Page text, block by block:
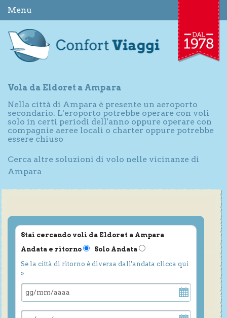
Menu
Vola da Eldoret a Ampara
Nella città di Ampara è presente un aeroporto
secondario. L'eroporto potrebbe operare con voli
solo in certi periodi dell'anno oppure operare con
compagnie aeree locali o charter oppure potrebbe
essere chiuso
Cerca altre soluzioni di volo nelle vicinanze di
Ampara
Stai cercando voli da Eldoret a Ampara
Andata e ritorno
Solo Andata
Se la città di ritorno è diversa dall'andata clicca qui
»